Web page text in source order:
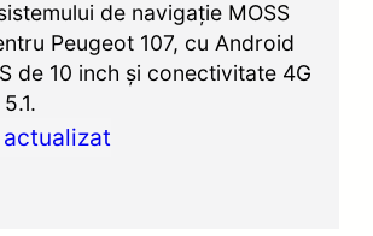
de navigație MOSS
Peugeot 107, cu Android
de 10 inch și conectivitate 4G